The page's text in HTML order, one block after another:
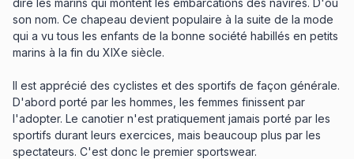
dire les marins qui montent les embarcations des navires. D'où
son nom. Ce chapeau devient populaire à la suite de la mode
qui a vu tous les enfants de la bonne société habillés en petits
marins à la fin du XIXe siècle.
Il est apprécié des cyclistes et des sportifs de façon générale.
D'abord porté par les hommes, les femmes finissent par
l'adopter. Le canotier n'est pratiquement jamais porté par les
sportifs durant leurs exercices, mais beaucoup plus par les
spectateurs. C'est donc le premier sportswear.